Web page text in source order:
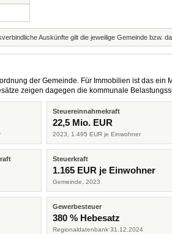
Auskünfte gilt die jeweilige Gemeinde bzw.
der Gemeinde. Für Immobilien ist das ein
zeigen dagegen die kommunale
Steuereinnahmekraft
22,5 Mio. EUR
2023, 1.495 EUR je Einwohner
Steuerkraft
1.165 EUR je Einwohner
Gemeinde, 2023
Gewerbesteuer
380 % Hebesatz
Regionaldatenbank 31.12.2024